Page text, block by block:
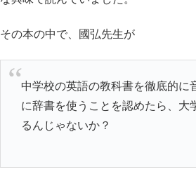
その本の中で、國弘先生が
中学校の英語の教科書を徹底的に
に辞書を使うことを認めたら、大
るんじゃないか？